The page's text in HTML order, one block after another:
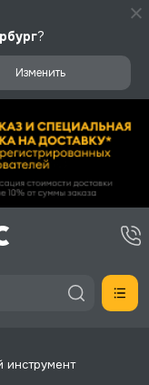
?
Изменить
инструмент